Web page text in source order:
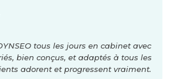
tous les jours en cabinet avec
bien conçus, et adaptés à tous les
adorent et progressent vraiment.